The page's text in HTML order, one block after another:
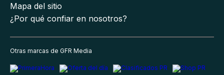
Mapa del sitio
¿Por qué confiar en nosotros?
Otras marcas de GFR Media